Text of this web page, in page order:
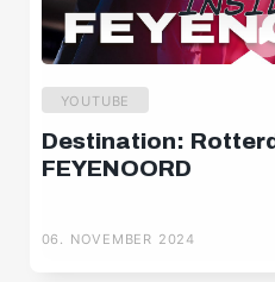
YOUTUBE
Destination:
FEYENOORD
06. NOVEMBER 2024